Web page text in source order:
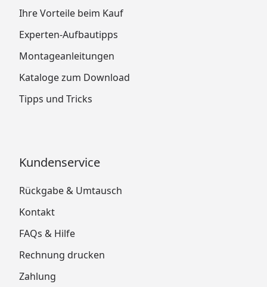
Ihre Vorteile beim Kauf
Experten-Aufbautipps
Montageanleitungen
Kataloge zum Download
Tipps und Tricks
Kundenservice
Rückgabe & Umtausch
Kontakt
FAQs & Hilfe
Rechnung drucken
Zahlung